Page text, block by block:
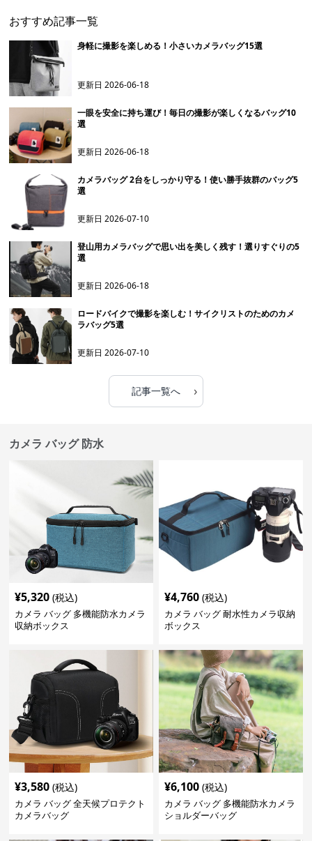
おすすめ記事一覧
身軽に撮影を楽しめる！小さいカメラバッグ15選
更新日2026-06-18
一眼を安全に持ち運び！毎日の撮影が楽しくなるバッグ10
選
更新日2026-06-18
カメラバッグ 2台をしっかり守る！使い勝手抜群のバッグ5
選
更新日2026-07-10
登山用カメラバッグで思い出を美しく残す！選りすぐりの5
選
更新日2026-06-18
ロードバイクで撮影を楽しむ！サイクリストのためのカメ
ラバッグ5選
更新日2026-07-10
記事一覧へ ›
カメラ バッグ 防水
¥5,320 (税込)
カメラ バッグ 多機能防水カメラ
収納ボックス
¥4,760 (税込)
カメラ バッグ 耐水性カメラ収納
ボックス
¥3,580 (税込)
カメラ バッグ 全天候プロテクト
カメラバッグ
¥6,100 (税込)
カメラ バッグ 多機能防水カメラ
ショルダーバッグ